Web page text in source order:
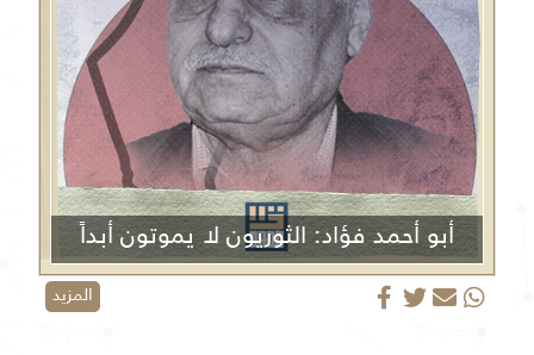
أبو أحمد فؤاد: الثوريون لا يموتون أبداً
المزيد